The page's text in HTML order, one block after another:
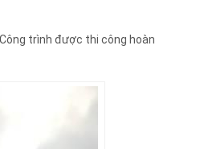
trình được thi công hoàn